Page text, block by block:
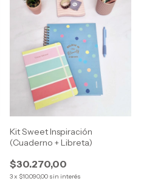
Kit Sweet Inspiración
(Cuaderno + Libreta)
$30.270,00
3x $10.090,00 sin interés